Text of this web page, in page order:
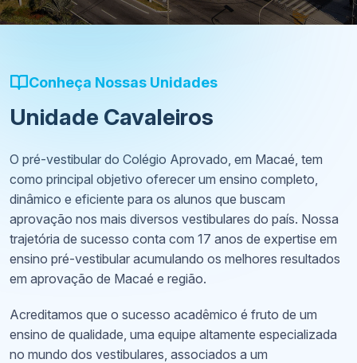
Conheça Nossas Unidades
Unidade Cavaleiros
O pré-vestibular do Colégio Aprovado, em Macaé, tem
como principal objetivo oferecer um ensino completo,
dinâmico e eficiente para os alunos que buscam
aprovação nos mais diversos vestibulares do país. Nossa
trajetória de sucesso conta com 17 anos de expertise em
ensino pré-vestibular acumulando os melhores resultados
em aprovação de Macaé e região.
Acreditamos que o sucesso acadêmico é fruto de um
ensino de qualidade, uma equipe altamente especializada
no mundo dos vestibulares, associados a um